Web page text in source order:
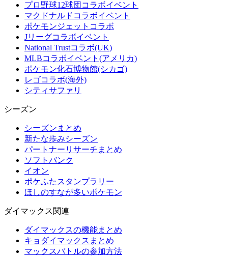
プロ野球12球団コラボイベント
マクドナルドコラボイベント
ポケモンジェットコラボ
Jリーグコラボイベント
National Trustコラボ(UK)
MLBコラボイベント(アメリカ)
ポケモン化石博物館(シカゴ)
レゴコラボ(海外)
シティサファリ
シーズン
シーズンまとめ
新たな歩みシーズン
パートナーリサーチまとめ
ソフトバンク
イオン
ポケふたスタンプラリー
ほしのすなが多いポケモン
ダイマックス関連
ダイマックスの機能まとめ
キョダイマックスまとめ
マックスバトルの参加方法